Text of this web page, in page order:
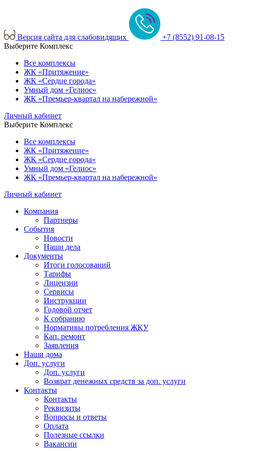
Версия сайта для слабовидящих
+7 (8552) 91-08-15
Выберите Комплекс
Все комплексы
ЖК «Притяжение»
ЖК «Сердце города»
Умный дом «Гелиос»
ЖК «Премьер-квартал на набережной»
Личный кабинет
Выберите Комплекс
Все комплексы
ЖК «Притяжение»
ЖК «Сердце города»
Умный дом «Гелиос»
ЖК «Премьер-квартал на набережной»
Личный кабинет
Компания
Партнеры
События
Новости
Наши дела
Документы
Итоги голосований
Тарифы
Лицензии
Сервисы
Инструкции
Годовой отчет
К собранию
Нормативы потребления ЖКУ
Кап. ремонт
Заявления
Наши дома
Доп. услуги
Доп. услуги
Возврат денежных средств за доп. услуги
Контакты
Контакты
Реквизиты
Вопросы и ответы
Оплата
Полезные ссылки
Вакансии